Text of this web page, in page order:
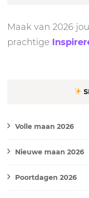
Maak van 2026
prachtige
Volle maan 2026
Nieuwe maan 2026
Poortdagen 2026